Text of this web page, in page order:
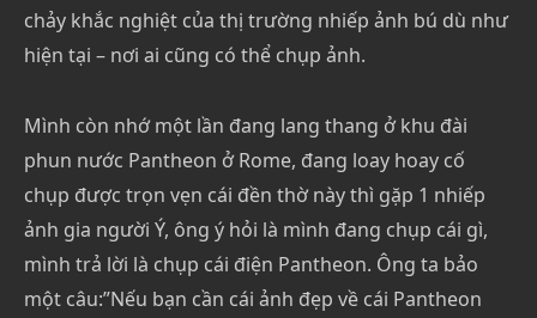
chảy khắc nghiệt của thị trường nhiếp ảnh bú dù như
hiện tại – nơi ai cũng có thể chụp ảnh.
Mình còn nhớ một lần đang lang thang ở khu đài
phun nước Pantheon ở Rome, đang loay hoay cố
chụp được trọn vẹn cái đền thờ này thì gặp 1 nhiếp
ảnh gia người Ý, ông ý hỏi là mình đang chụp cái gì,
mình trả lời là chụp cái điện Pantheon. Ông ta bảo
một câu:”Nếu bạn cần cái ảnh đẹp về cái Pantheon